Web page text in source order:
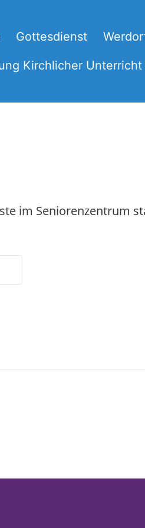
Gottesdienst
Kirchlicher Unterricht
im Seniorenzentrum